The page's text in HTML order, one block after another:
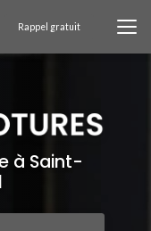
Rappel gratuit
à Saint-